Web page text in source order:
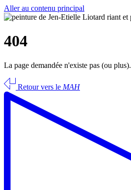
Aller au contenu principal
404
La page demandée n'existe pas (ou plus).
Retour vers le MAH